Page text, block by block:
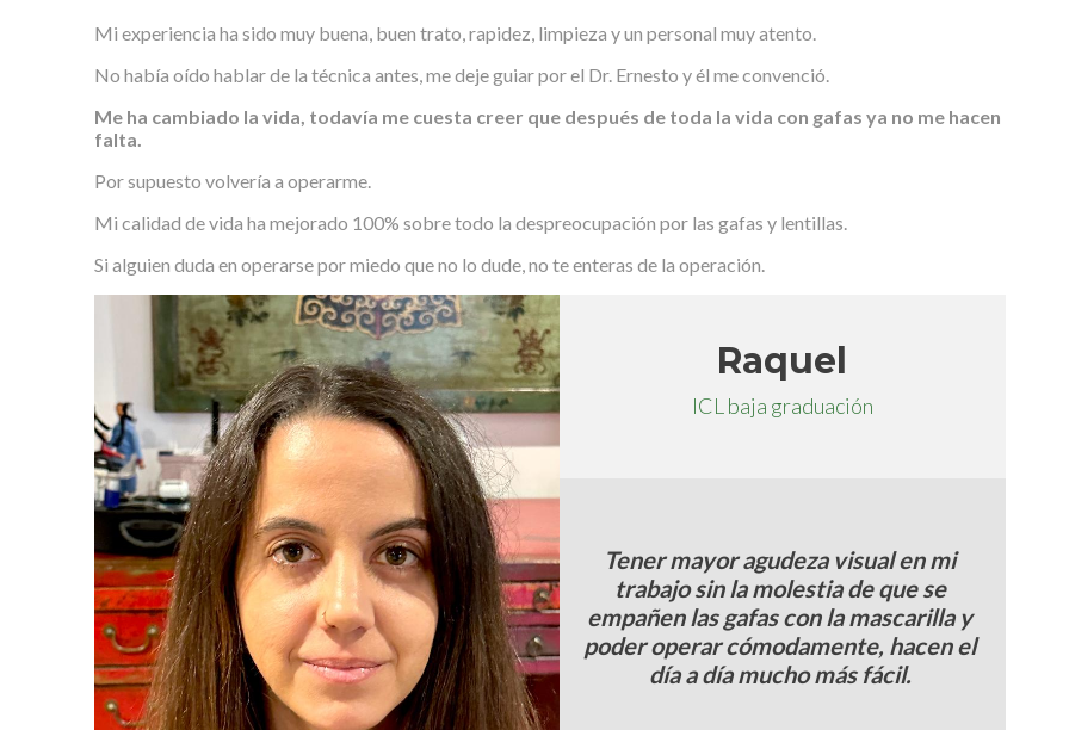
Mi experiencia ha sido muy buena, buen trato, rapidez, limpieza y un personal muy atento.
No había oído hablar de la técnica antes, me deje guiar por el Dr. Ernesto y él me convenció.
Me ha cambiado la vida, todavía me cuesta creer que después de toda la vida con gafas ya no me hacen
falta.
Por supuesto volvería a operarme.
Mi calidad de vida ha mejorado 100% sobre todo la despreocupación por las gafas y lentillas.
Si alguien duda en operarse por miedo que no lo dude, no te enteras de la operación.
Raquel
ICL baja graduación
Tener mayor agudeza visual en mi
trabajo sin la molestia de que se
empañen las gafas con la mascarilla y
poder operar cómodamente, hacen el
día a día mucho más fácil.